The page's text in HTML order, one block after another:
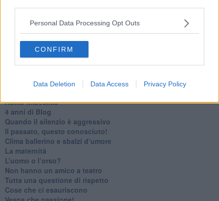
Personal Data Processing Opt Outs
CONFIRM
Data Deletion Data Access Privacy Policy
​Differenze tra persone frustrate e non
L’invisibile fatica mentale
Vacanze a km zero
​Buone Vacan(si)e!
​Il lato positivo delle cose
​Quello che alle mamme non dicono
Homo imbecillis
​4 anni di Blog
Quando il silenzio è aggressivo
​Il passato, questo conosciuto!
​Clima ballerino e sbalzi d’umore
La maternità
​L’uomo o l’orso?
Non hanno un amico a teatro​
​Tutta una questione di rispetto
​Cose che ci esauriscono